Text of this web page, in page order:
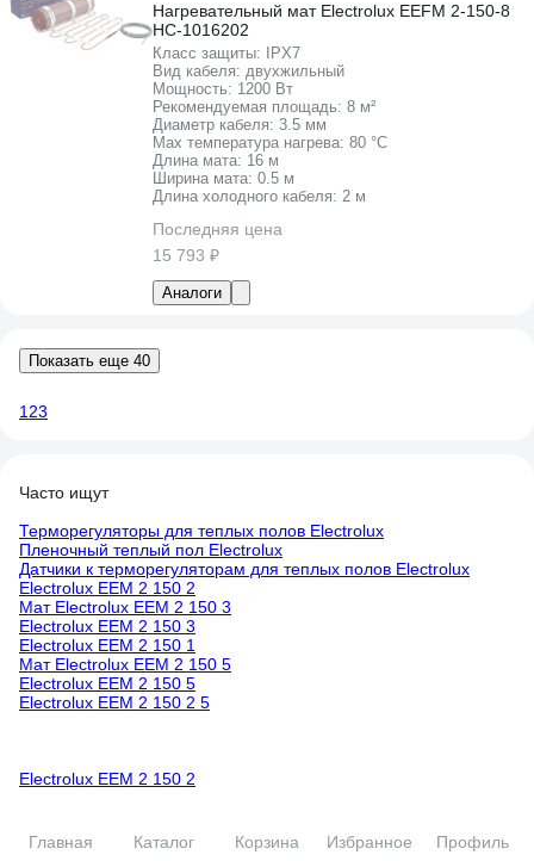
Главная Каталог Корзина Избранное Профиль
Нагревательный мат Electrolux EEFM 2-150-8
НС-1016202
Класс защиты:
IPХ7
Вид кабеля: двухжильный
Мощность: 1200 Вт
Рекомендуемая площадь: 8 м²
Диаметр кабеля: 3.5 мм
Max температура нагрева: 80 °С
Длина мата: 16 м
Ширина мата: 0.5 м
Длина холодного кабеля: 2 м
Последняя цена
15 793 ₽
Аналоги
Показать еще 40
1 23
Часто ищут
Терморегуляторы для теплых полов Electrolux
Пленочный теплый пол Electrolux
Датчики к терморегуляторам для теплых полов Electrolux
Electrolux EEM 2 150 2
Мат Electrolux EEM 2 150 3
Electrolux EEM 2 150 3
Electrolux EEM 2 150 1
Мат Electrolux EEM 2 150 5
Electrolux EEM 2 150 5
Electrolux EEM 2 150 2 5
Electrolux EEM 2 150 2
Electrolux EEM 2 150 1